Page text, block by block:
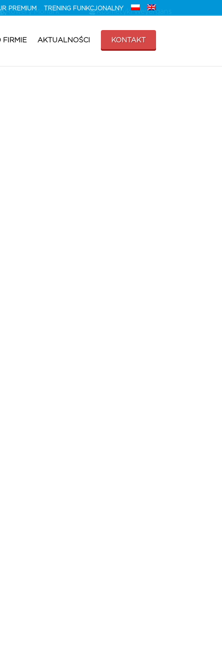
Rowery Monark Kosmetyki Weyergans
PREMIUM TRENING FUNKCJONALNY
FIRMIE AKTUALNOŚCI KONTAKT